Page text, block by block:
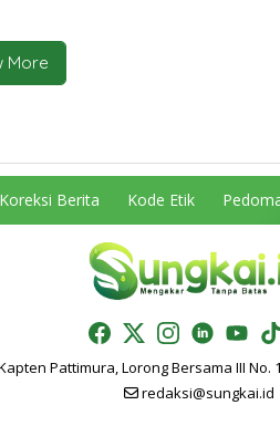
More
Berita Kode Etik
Pattimura, Lorong Bersama III No.
redaksi@sungkai.id